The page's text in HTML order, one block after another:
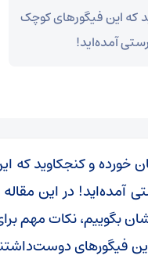
که این فیگورهای کوچک
آمده‌اید!
خورده و کنجکاوید
آمده‌اید! در این
بگوییم، نکات مهم
این فیگورهای